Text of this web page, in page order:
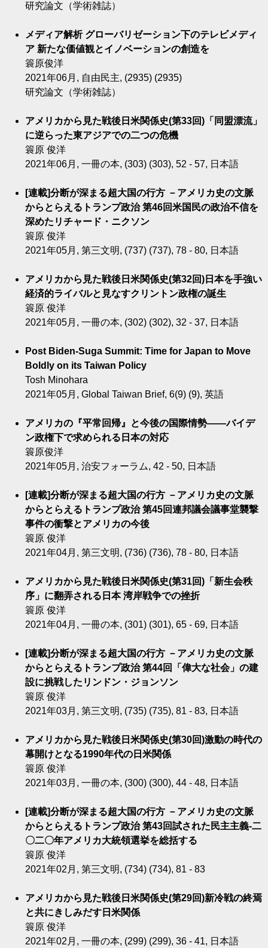
研究論文（学術雑誌）
メディア解析 グローバリゼーション下のテレビメディ
ア 新たな価値観とイノベーションの創造を
簑原俊洋
2021年06月, 自由民主, (2935) (2935)
研究論文（学術雑誌）
アメリカから見た戦後日米関係史(第33回)「同盟漂流」
に逆らった東アジアでの二つの危機
簑原 俊洋
2021年06月, 一冊の本, (303) (303), 52 - 57, 日本語
[連載]分断が深まる超大国の行方 －アメリカ史の文脈
からとらえるトランプ政治 第46回米国民の政治不信を
深めたリチャード・ニクソン
簑原 俊洋
2021年05月, 第三文明, (737) (737), 78 - 80, 日本語
アメリカから見た戦後日米関係史(第32回)日本を手強い
経済的ライバルと見なすクリントン政権の誕生
簑原 俊洋
2021年05月, 一冊の本, (302) (302), 32 - 37, 日本語
Post Biden-Suga Summit: Time for Japan to Move
Boldly on its Taiwan Policy
Tosh Minohara
2021年05月, Global Taiwan Brief, 6(9) (9), 英語
アメリカの『平常回帰』と今後の国際情勢――バイデ
ン政権下で求められる日本の対応
簑原俊洋
2021年05月, 治安フォーラム, 42 - 50, 日本語
[連載]分断が深まる超大国の行方 －アメリカ史の文脈
からとらえるトランプ政治 第45回連邦議会議事堂襲撃
事件の衝撃とアメリカの今後
簑原 俊洋
2021年04月, 第三文明, (736) (736), 78 - 80, 日本語
アメリカから見た戦後日米関係史(第31回)「新生会秩
序」に翻弄される日本 湾岸戦争での挫折
簑原 俊洋
2021年04月, 一冊の本, (301) (301), 65 - 69, 日本語
[連載]分断が深まる超大国の行方 －アメリカ史の文脈
からとらえるトランプ政治 第44回「偉大な社会」の建
設に挑戦したリンドン・ジョンソン
簑原 俊洋
2021年03月, 第三文明, (735) (735), 81 - 83, 日本語
アメリカから見た戦後日米関係史(第30回)激動の時代の
幕開けとなる1990年代の日米関係
簑原 俊洋
2021年03月, 一冊の本, (300) (300), 44 - 48, 日本語
[連載]分断が深まる超大国の行方 －アメリカ史の文脈
からとらえるトランプ政治 第43回試された民主主義-二
〇二〇年アメリカ大統領選挙を総括する
簑原 俊洋
2021年02月, 第三文明, (734) (734), 81 - 83
アメリカから見た戦後日米関係史(第29回)新冷戦の終焉
と共にきしみだす日米関係
簑原 俊洋
2021年02月, 一冊の本, (299) (299), 36 - 41, 日本語